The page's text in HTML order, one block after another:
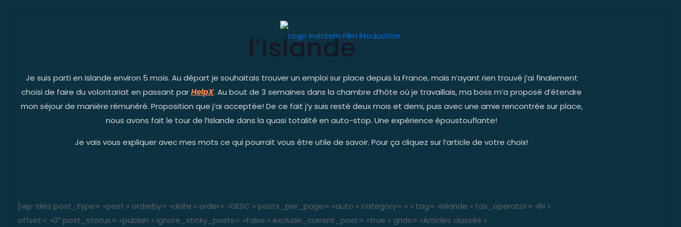
l’Islande
Je suis parti en Islande environ 5 mois. Au départ je souhaitais trouver un emploi sur place depuis la France, mais n’ayant rien trouvé j’ai finalement
choisi de faire du volontariat en passant parHelpX. Au bout de 3 semaines dans la chambre d’hôte où je travaillais, ma boss m’a proposé d’étendre
mon séjour de manière rémunéré. Proposition que j’ai acceptée! De ce fait j’y suis resté deux mois et demi, puis avec une amie rencontrée sur place,
nous avons fait le tour de l’Islande dans la quasi totalité en auto-stop. Une expérience époustouflante!
Je vais vous expliquer avec mes mots ce qui pourrait vous être utile de savoir. Pour ça cliquez sur l’article de votre choix!
[wp-tiles post_type= »post » orderby= »date » order= »DESC » posts_per_page= »auto » category= » » tag= »Islande » tax_operator= »IN »
offset= »0″ post_status= »publish » ignore_sticky_posts= »false » exclude_current_post= »true » grids= »Articles classés »